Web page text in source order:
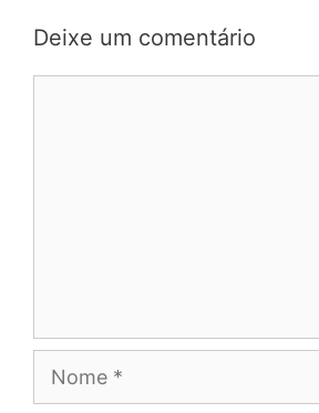
Deixe um comentário